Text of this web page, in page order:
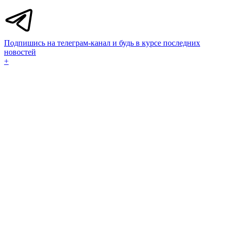
Подпишись на телеграм-канал и будь в курсе последних
новостей
+